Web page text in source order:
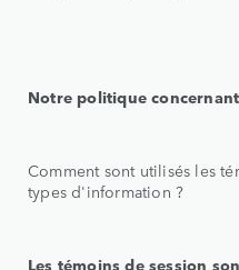
Notre politique
Comment sont utilisés les
types d'information ?
Les témoins de session